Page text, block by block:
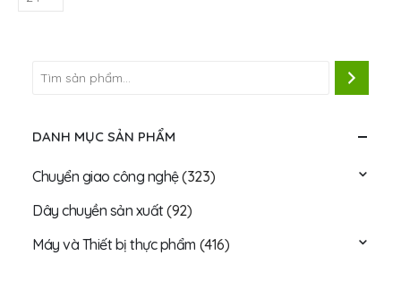
DANH MỤC SẢN PHẨM
Chuyển giao công nghệ(323)
Dây chuyền sản xuất(92)
Máy và Thiết bị thực phẩm (416)